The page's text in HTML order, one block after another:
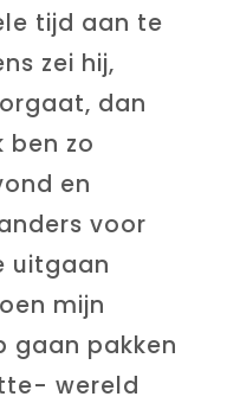
tijd aan te
zei hij,
dan
ben zo
en
voor
uitgaan
mijn
gaan pakken
wereld